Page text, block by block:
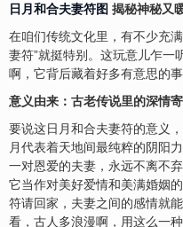
日月和合夫妻符图 揭秘神秘又
在咱们传统文化里，有不少充
妻符”就挺特别。这玩意儿乍一
啊，它背后藏着好多有意思的事
意义由来：古老传说里的深情
要说这日月和合夫妻符的意义
月代表着天地间最纯粹的阴阳
一对恩爱的夫妻，永远不离不
它当作对美好爱情和美满婚姻
符请回家，夫妻之间的感情就
看，古人多浪漫啊，用这么一